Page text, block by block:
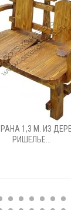
1,3 М. ИЗ
РИШЕЛЬЕ...